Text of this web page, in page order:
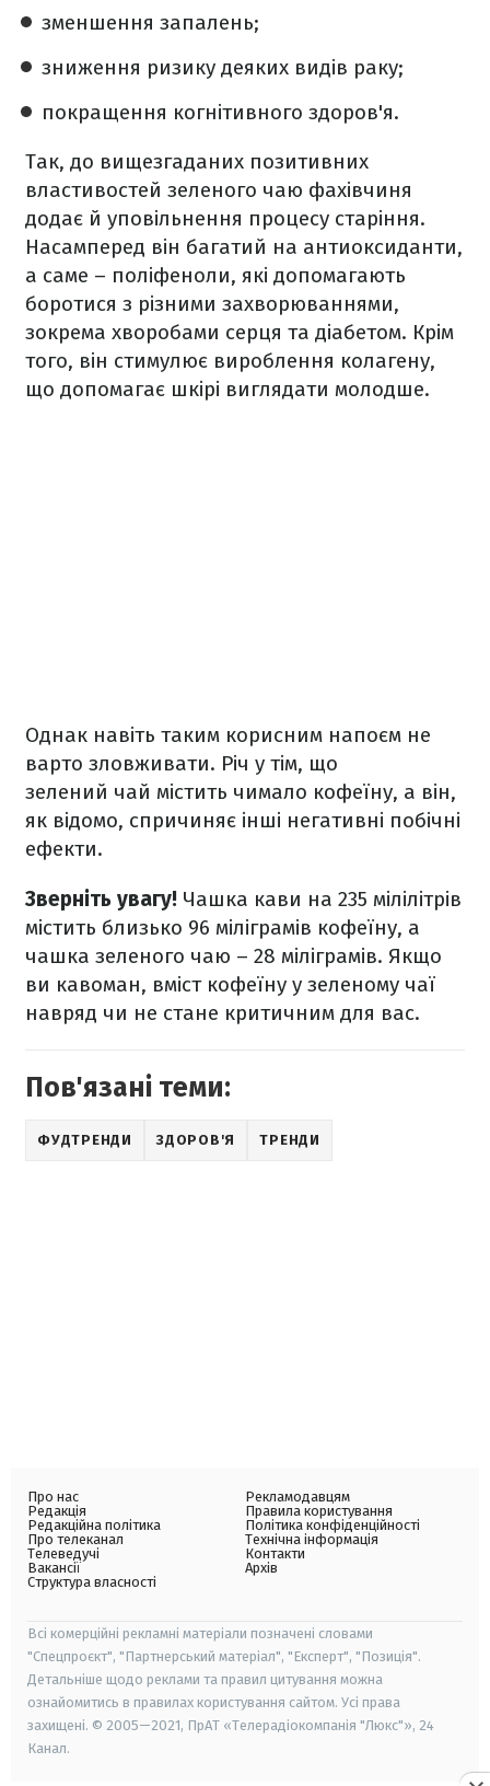
зменшення запалень;
зниження ризику деяких видів раку;
покращення когнітивного здоров'я.
Так, до вищезгаданих позитивних
властивостей зеленого чаю фахівчиня
додає й уповільнення процесу старіння.
Насамперед він багатий на антиоксиданти,
а саме – поліфеноли, які допомагають
боротися з різними захворюваннями,
зокрема хворобами серця та діабетом. Крім
того, він стимулює вироблення колагену,
що допомагає шкірі виглядати молодше.
Однак навіть таким корисним напоєм не
варто зловживати. Річ у тім, що
зелений чай містить чимало кофеїну, а він,
як відомо, спричиняє інші негативні побічні
ефекти.
Зверніть увагу! Чашка кави на 235 мілілітрів
містить близько 96 міліграмів кофеїну, а
чашка зеленого чаю – 28 міліграмів. Якщо
ви кавоман, вміст кофеїну у зеленому чаї
навряд чи не стане критичним для вас.
Пов'язані теми:
ФУДТРЕНДИ ЗДОРОВ'Я ТРЕНДИ
Про нас
Редакція
Редакційна політика
Про телеканал
Телеведучі
Вакансії
Структура власності
Рекламодавцям
Правила користування
Політика конфіденційності
Технічна інформація
Контакти
Архів
Всі комерційні рекламні матеріали позначені словами
"Спецпроєкт", "Партнерський матеріал", "Експерт", "Позиція".
Детальніше щодо реклами та правил цитування можна
ознайомитись в правилах користування сайтом. Усі права
захищені. © 2005—2021, ПрАТ «Телерадіокомпанія "Люкс"», 24
Канал.